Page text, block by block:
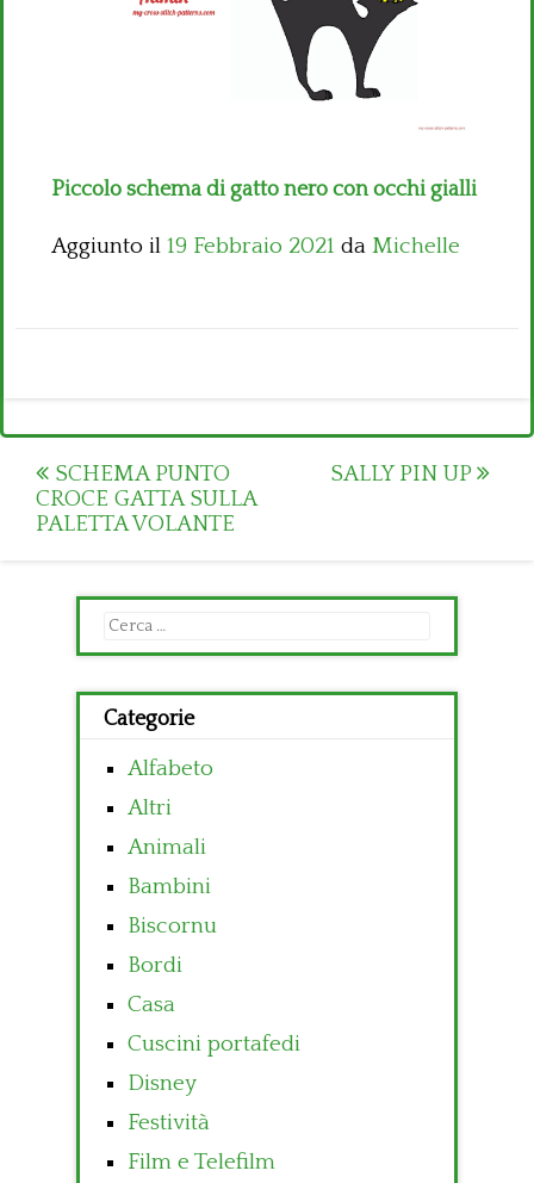
Piccolo schema di gatto nero con occhi gialli
Aggiunto il 19 Febbraio 2021 da Michelle
Post
navigation
SCHEMA PUNTO
CROCE GATTA SULLA
PALETTA VOLANTE
SALLY PIN UP
Ricerca
per:
Categorie
Alfabeto
Altri
Animali
Bambini
Biscornu
Bordi
Casa
Cuscini portafedi
Disney
Festività
Film e Telefilm